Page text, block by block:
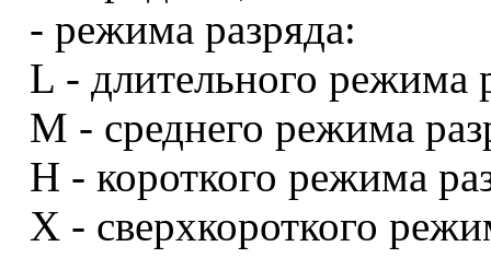
- режима разряда:
L - длительного режима
М - среднего режима
Н - короткого режима
X - сверхкороткого